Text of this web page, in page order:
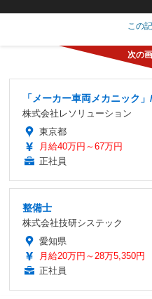
この
「メーカー車両メカニック
株式会社レソリューション
東京都
月給40万円～67万円
正社員
整備士
株式会社技研システック
愛知県
月給20万円～28万5,350円
正社員